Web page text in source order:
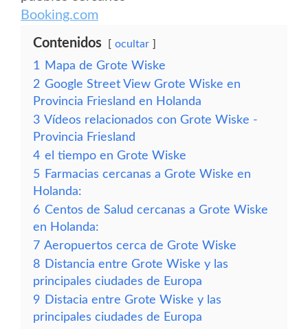
Booking.com
Contenidos ocultar
1
Mapa de Grote Wiske
2 Google Street View Grote Wiske en
Provincia Friesland en Holanda
3 Vídeos relacionados con Grote Wiske -
Provincia Friesland
4 el tiempo en Grote Wiske
5 Farmacias cercanas a Grote Wiske en
Holanda:
6 Centos de Salud cercanas a Grote Wiske
en Holanda:
7 Aeropuertos cerca de Grote Wiske
8 Distancia entre Grote Wiske y las
principales ciudades de Europa
9 Distacia entre Grote Wiske y las
principales ciudades de Europa